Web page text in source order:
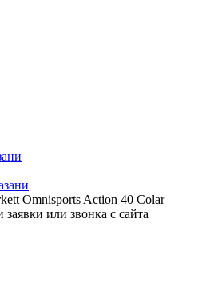
Omnisports Action 40 Colar
или звонка с сайта